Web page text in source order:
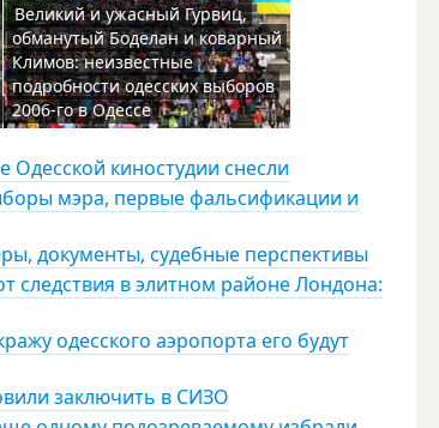
Великий и ужасный Гурвиц,
обманутый Боделан и коварный
Климов: неизвестные
подробности одесских выборов
2006-го в Одессе
киностудии снесли
мэра, первые фальсификации и
документы, судебные перспективы
следствия в элитном районе Лондона:
одесского аэропорта его будут
заключить в СИЗО